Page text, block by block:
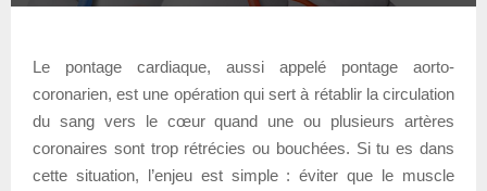
Le pontage cardiaque, aussi appelé pontage aorto-
coronarien, est une opération qui sert à rétablir la circulation
du sang vers le cœur quand une ou plusieurs artères
coronaires sont trop rétrécies ou bouchées. Si tu es dans
cette situation, l’enjeu est simple : éviter que le muscle